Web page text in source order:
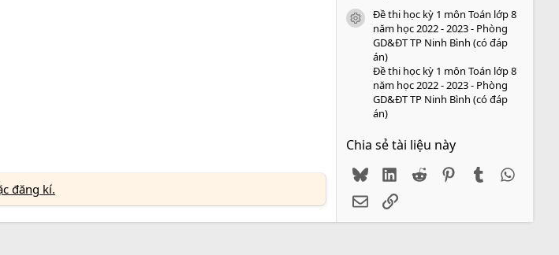
đăng kí.
icon tài liệu
Đề thi học kỳ 1 môn Toán lớp 8
năm học 2022 - 2023 - Phòng
GD&ĐT TP Ninh Bình (có đáp
án)
Đề thi học kỳ 1 môn Toán lớp 8
năm học 2022 - 2023 - Phòng
GD&ĐT TP Ninh Bình (có đáp
án)
Chia sẻ tài liệu này
BlueskyLinkedIn
Reddit PinterestTumblr
EmailLink